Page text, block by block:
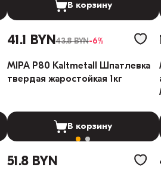
В корзину
41.1 BYN43.8 BYN-6%
MIPA P80 Kaltmetall Шпатлевка
твердая жаростойкая 1кг
В корзину
51.8 BYN